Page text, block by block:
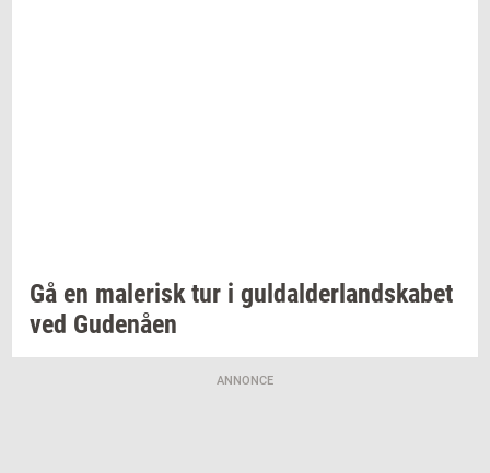
Gå en ma­le­risktur i gul­dal­der­land­ska­bet
ved Gu­denå­en
ANNONCE